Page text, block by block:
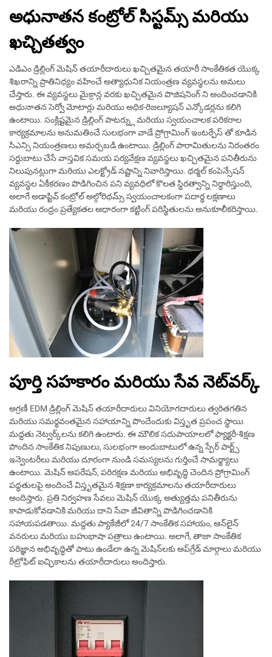
అధునాతన కంట్రోల్ సిస్టమ్స్ మరియు
ఖచ్చితత్వం
ఎడిఎం డ్రిల్లింగ్ మెషిన్ తయారీదారులు ఖచ్చితమైన తయారీ సాంకేతికత యొక్క
శిఖరాన్ని ప్రాతినిధ్యం వహించే అత్యాధునిక నియంత్రణ వ్యవస్థలను అమలు
చేస్తారు. ఈ వ్యవస్థలు మైక్రాన్ల వరకు ఖచ్చితమైన పొజిషనింగ్ ని అందించడానికి
అధునాతన సెర్వో మోటార్లు మరియు అధిక-రిజల్యూషన్ ఎన్కోడర్లను కలిగి
ఉంటాయి. సంక్లిష్టమైన డ్రిల్లింగ్ పాటర్న్లు మరియు స్వయంచాలక పరికరాల
కార్యక్రమాలను అనుమతించే సులభంగా వాడే ప్రోగ్రామింగ్ ఇంటర్ఫేస్ తో కూడిన
సిఎన్సి నియంత్రణలు అమర్చబడి ఉంటాయి. డ్రిల్లింగ్ పారామితులను నిరంతరం
సర్దుబాటు చేసే వాస్తవిక సమయ పర్యవేక్షణ వ్యవస్థలు ఖచ్చితమైన పనితీరును
నిలుపునట్లుగా మరియు ఎలక్ట్రోడ్ నష్టాన్ని నివారిస్తాయి. థర్మల్ కంపెన్సేషన్
వ్యవస్థల ఏకీకరణం పొడిగించిన పని వ్యవధిలో కొలత స్థిరత్వాన్ని నిర్ధారిస్తుంది,
అలాగే అడాప్టివ్ కంట్రోల్ అల్గోరిథమ్స్ స్వయంచాలకంగా పదార్థ లక్షణాలు
మరియు రంధ్రం ప్రత్యేకతల ఆధారంగా కట్టింగ్ పరిస్థితులను అనుకూలీకరిస్తాయి.
పూర్తి సహకారం మరియు సేవ నెట్‌వర్క్
అగ్రణీ EDM డ్రిల్లింగ్ మెషిన్ తయారీదారులు వినియోగదారులు త్వరితగతిన
మరియు సమర్థవంతమైన సహాయాన్ని పొందేందుకు విస్తృత ప్రపంచ స్థాయి
మద్దతు నెట్వర్క్‌లను కలిగి ఉంటారు. ఈ మౌలిక సదుపాయాలలో ఫ్యాక్టరీ-శిక్షణ
పొందిన సాంకేతిక నిపుణులు, సులభంగా అందుబాటులో ఉన్న స్పేర్ పార్ట్స్
ఇన్వెంటరీలు మరియు దూరంగా నుండి సమస్యలను గుర్తించే సామర్థ్యాలు
ఉంటాయి. మెషిన్ ఆపరేషన్, పరిరక్షణ మరియు అభివృద్ధి చెందిన ప్రోగ్రామింగ్
పద్ధతులపై అందించే విస్తృతమైన శిక్షణా కార్యక్రమాలను తయారీదారులు
అందిస్తారు. ప్రతి నిర్వహణ సేవలు మెషిన్ యొక్క అత్యుత్తమ పనితీరును
కాపాడుకోవడానికి మరియు దాని సేవా జీవితాన్ని పొడిగించడానికి
సహాయపడతాయి. మద్దతు ప్యాకేజీలో 24/7 సాంకేతిక సహాయం, ఆన్‌లైన్
వనరులు మరియు బహుభాషా పత్రాలు ఉంటాయి. అలాగే, తాజా సాంకేతిక
పరిజ్ఞాన అభివృద్ధితో పాటు ఉండేలా ఉన్న మెషిన్‌లకు అప్‌గ్రేడ్ మార్గాలు మరియు
రీట్రోఫిట్ ఐచ్ఛికాలను తయారీదారులు అందిస్తారు.